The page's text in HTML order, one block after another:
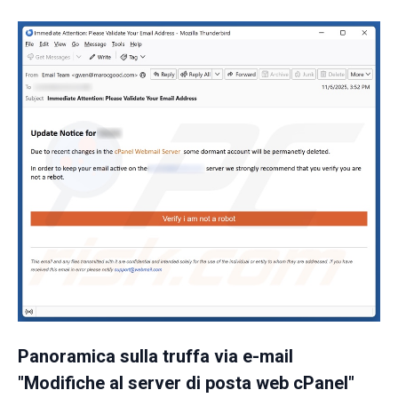
Panoramica sulla truffa via e-mail
"Modifiche al server di posta web cPanel"